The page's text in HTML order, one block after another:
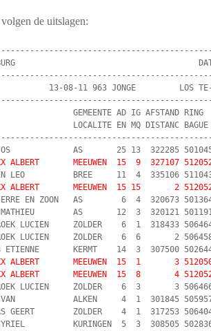
de uitslagen:
DATA
13-08-11 963 JONGE         LOS TE-
GEMEENTE AD IG AFSTAND RING
LOCALITE EN MQ DISTANC BAGUE
AS       25 13  322285
ALBERT       MEEUWEN  15  9  327107
LEO          BREE     11  4  335106
ALBERT       MEEUWEN  15 15       2
EN ZOON   AS        6  4  320673
AS       12  3  320121
LUCIEN     ZOLDER    6  1  318433
LUCIEN     ZOLDER    6  6       2
ALBERT       MEEUWEN  15  1       3
ALBERT       MEEUWEN  15  8       4
LUCIEN     ZOLDER    6  3       3
IVAN            ALKEN     4  1  301845
GEERT        ZOLDER    4  1  317253
KURINGEN  5  3  308505